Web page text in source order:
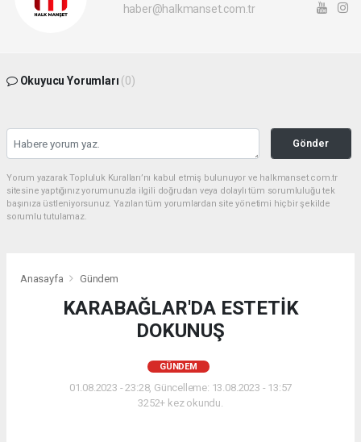
haber@halkmanset.com.tr
Okuyucu Yorumları (0)
Gönder
Yorum yazarak Topluluk Kuralları’nı kabul etmiş bulunuyor ve halkmanset.com.tr
sitesine yaptığınız yorumunuzla ilgili doğrudan veya dolaylı tüm sorumluluğu tek
başınıza üstleniyorsunuz. Yazılan tüm yorumlardan site yönetimi hiçbir şekilde
sorumlu tutulamaz.
Anasayfa Gündem
KARABAĞLAR'DA ESTETİK
DOKUNUŞ
GÜNDEM
01.08.2023 - 23:28, Güncelleme: 13.08.2023 - 13:57
3252+ kez okundu.